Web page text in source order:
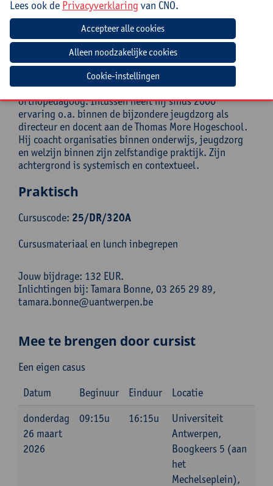
(Adjunct-)directeurs, TAC’s en andere leidinggevenden
uit alle niveaus
Begeleiding
Mark Fonteyn is zaakvoerder van Inspirant en klinisch
orthopedagoog. Intussen heeft hij sinds 2000
ervaring o.a. binnen de bijzondere jeugdzorg als
directeur en docent aan de Thomas More Hogeschool.
Hij coacht organisaties binnen onderwijs, jeugdzorg
en welzijn binnen zijn zelfstandige praktijk. Zijn
achtergrond is systemisch en contextueel.
Praktisch
Cursuscode: 25/DR/320A
Cursusmateriaal en lunch inbegrepen
Jouw bijdrage: 132 EUR.
Inlichtingen bij: Tamara Bonne, 03 265 29 89,
tamara.bonne@uantwerpen.be
Mee te brengen door cursist
Een eigen casus
Datum
Beginuur Einduur
Locatie
donderdag
26 maart
2026
09:15u 16:15u
Universiteit
Antwerpen,
Boogkeers 5 (aan
het
Mechelseplein),
Lees ook de Privacyverklaring van CNO.
Cookie-instellingen